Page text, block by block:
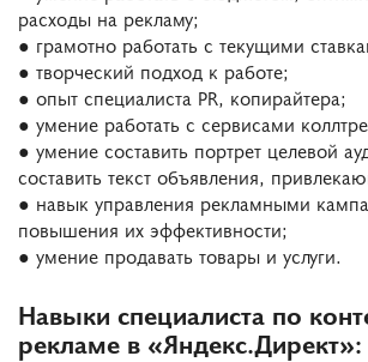
расходы на рекламу;
● грамотно работать с текущими
● творческий подход к работе;
● опыт специалиста PR, копирайтера;
● умение работать с сервисами
● умение составить портрет целевой
составить текст объявления,
● навык управления рекламными
повышения их эффективности;
● умение продавать товары и услуги.
Навыки специалиста по
рекламе в «Яндекс.Директ»: